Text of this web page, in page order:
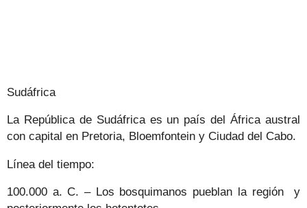
Sudáfrica
La República de Sudáfrica es un país del África austral
con capital en Pretoria, Bloemfontein y Ciudad del Cabo.
Línea del tiempo:
100.000 a. C. – Los bosquimanos pueblan la región
y